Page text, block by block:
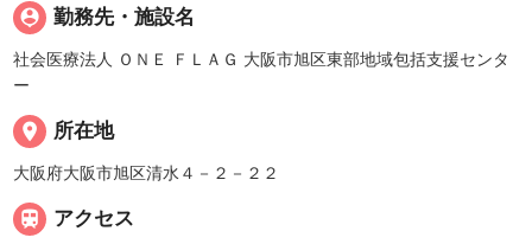
person_pin 勤務先・施設名
社会医療法人 ＯＮＥ ＦＬＡＧ 大阪市旭区東部地域包括支援センタ
ー
place 所在地
大阪府大阪市旭区清水４－２－２２
 アクセス